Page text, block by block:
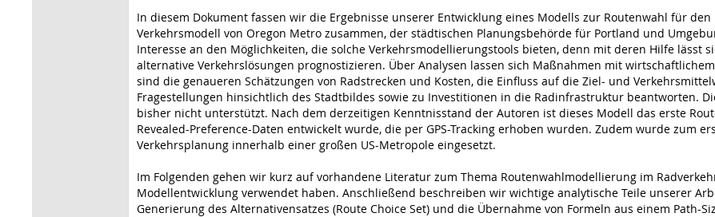
In diesem Dokument fassen wir die Ergebnisse unserer Entwicklung eines Modells zur Routenwahl für
Verkehrsmodell von Oregon Metro zusammen, der städtischen Planungsbehörde für Portland und
Interesse an den Möglichkeiten, die solche Verkehrsmodellierungstools bieten, denn mit deren Hilfe
alternative Verkehrslösungen prognostizieren. Über Analysen lassen sich Maßnahmen mit
sind die genaueren Schätzungen von Radstrecken und Kosten, die Einfluss auf die Ziel- und
Fragestellungen hinsichtlich des Stadtbildes sowie zu Investitionen in die Radinfrastruktur beantworten.
bisher nicht unterstützt. Nach dem derzeitigen Kenntnisstand der Autoren ist dieses Modell das erste
Revealed-Preference-Daten entwickelt wurde, die per GPS-Tracking erhoben wurden. Zudem wurde zum
Verkehrsplanung innerhalb einer großen US-Metropole eingesetzt.
Im Folgenden gehen wir kurz auf vorhandene Literatur zum Thema Routenwahlmodellierung im
Modellentwicklung verwendet haben. Anschließend beschreiben wir wichtige analytische Teile unserer
Generierung des Alternativensatzes (Route Choice Set) und die Übernahme von Formeln aus einem Path-